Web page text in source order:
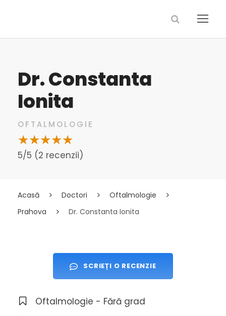
Dr. Constanta
Ionita
OFTALMOLOGIE
5/5 (2 recenzii)
Acasă Doctori
Oftalmologie
Prahova
Dr. Constanta Ionita
SCRIEȚI O RECENZIE
Oftalmologie - Fără grad